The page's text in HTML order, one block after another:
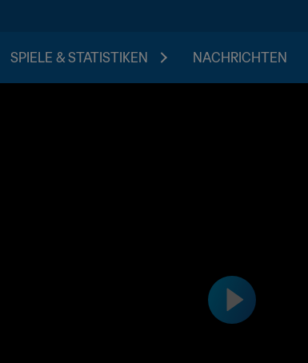
SPIELE & STATISTIKEN NACHRICHTEN